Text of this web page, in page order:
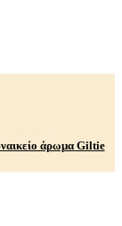
άρωμα Giltie